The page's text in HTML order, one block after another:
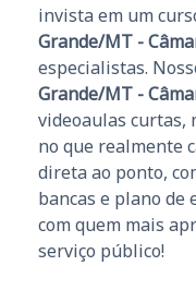
invista em um
Grande/MT -
especialistas.
Grande/MT -
videoaulas curtas,
no que realmente
direta ao ponto,
bancas e plano de
com quem mais
serviço público!